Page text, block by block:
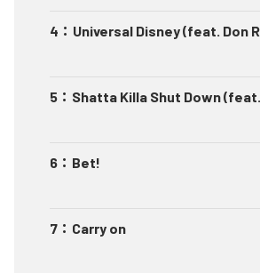
4 ： Universal Disney (feat. Don
5 ： Shatta Killa Shut Down (feat.
6 ： Bet!
7 ： Carry on